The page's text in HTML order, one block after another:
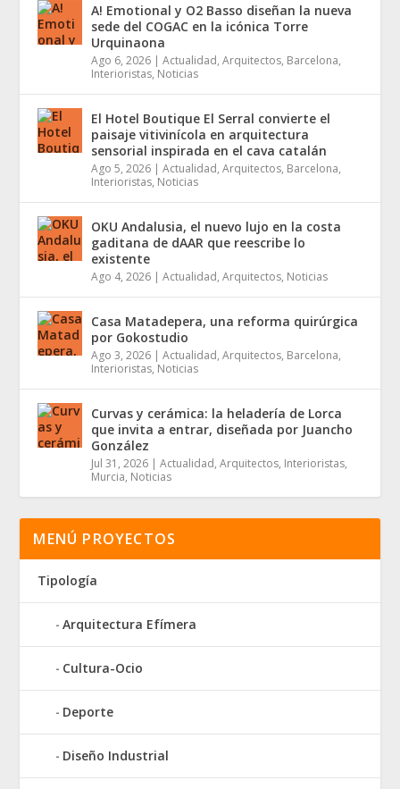
A! Emotional y O2 Basso diseñan la nueva
sede del COGAC en la icónica Torre
Urquinaona
Ago 6, 2026 |Actualidad,Arquitectos, Barcelona,
Interioristas, Noticias
El Hotel Boutique El Serral convierte el
paisaje vitivinícola en arquitectura
sensorial inspirada en el cava catalán
Ago 5, 2026 |Actualidad,Arquitectos, Barcelona,
Interioristas, Noticias
OKU Andalusia, el nuevo lujo en la costa
gaditana de dAAR que reescribe lo
existente
Ago 4, 2026 |Actualidad,Arquitectos, Noticias
Casa Matadepera, una reforma quirúrgica
por Gokostudio
Ago 3, 2026 |Actualidad,Arquitectos, Barcelona,
Interioristas, Noticias
Curvas y cerámica: la heladería de Lorca
que invita a entrar, diseñada por Juancho
González
Jul 31, 2026 |Actualidad,Arquitectos, Interioristas,
Murcia, Noticias
MENÚ PROYECTOS
Tipología
Arquitectura Efímera
Cultura-Ocio
Deporte
Diseño Industrial